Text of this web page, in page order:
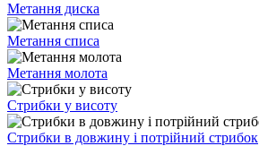
Метання диска
Метання списа
Метання молота
Стрибки у висоту
Стрибки в довжину і потрійний стрибок